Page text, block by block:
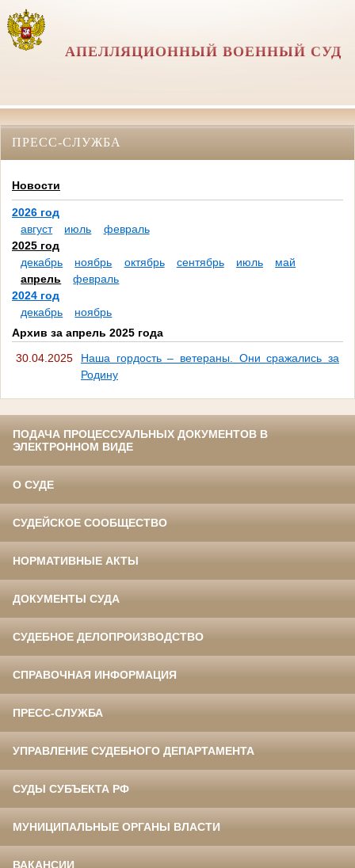
АПЕЛЛЯЦИОННЫЙ ВОЕННЫЙ СУД
ПРЕСС-СЛУЖБА
Новости
2026 год
август
июль
февраль
2025 год
декабрь
ноябрь октябрь сентябрь июль
май
апрель
февраль
2024 год
декабрь
ноябрь
Архив за апрель 2025 года
30.04.2025
Наша гордость – ветераны. Они сражались за
Родину
ПОДАЧА ПРОЦЕССУАЛЬНЫХ ДОКУМЕНТОВ В
ЭЛЕКТРОННОМ ВИДЕ
О СУДЕ
СУДЕЙСКОЕ СООБЩЕСТВО
НОРМАТИВНЫЕ АКТЫ
ДОКУМЕНТЫ СУДА
СУДЕБНОЕ ДЕЛОПРОИЗВОДСТВО
СПРАВОЧНАЯ ИНФОРМАЦИЯ
ПРЕСС-СЛУЖБА
УПРАВЛЕНИЕ СУДЕБНОГО ДЕПАРТАМЕНТА
СУДЫ СУБЪЕКТА РФ
МУНИЦИПАЛЬНЫЕ ОРГАНЫ ВЛАСТИ
ВАКАНСИИ